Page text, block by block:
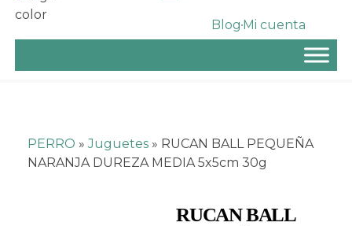
BlogMi cuenta
PERRO »Juguetes » RUCAN BALL PEQUEÑA
NARANJA DUREZA MEDIA 5x5cm 30g
RUCAN BALL